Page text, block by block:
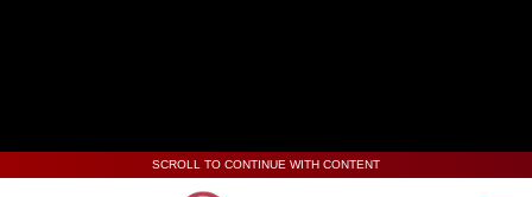
SCROLL TO CONTINUE WITH CONTENT